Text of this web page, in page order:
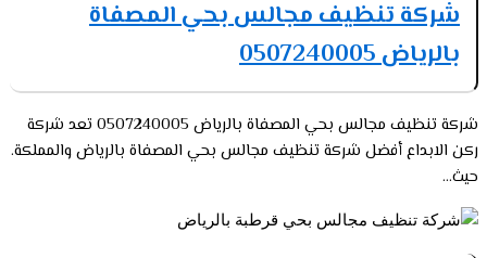
شركة تنظيف مجالس بحي المصفاة
بالرياض 0507240005
شركة تنظيف مجالس بحي المصفاة بالرياض 0507240005 تعد شركة
ركن الابداع أفضل شركة تنظيف مجالس بحي المصفاة بالرياض والمملكة.
حيث...